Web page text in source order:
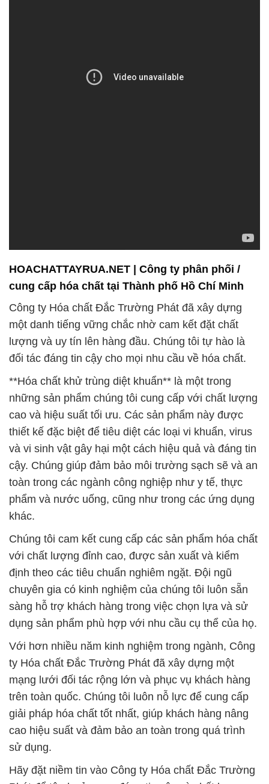
Công ty Hóa chất Đắc Trường Phát đã xây dựng
cậy. Chúng giúp đảm bảo môi trường sạch sẽ và an
phẩm và nước uống, cũng như trong các ứng dụng
khác.
Chúng tôi cam kết cung cấp các sản phẩm hóa chất
với chất lượng đỉnh cao, được sản xuất và kiểm
định theo các tiêu chuẩn nghiêm ngặt. Đội ngũ
chuyên gia có kinh nghiệm của chúng tôi luôn sẵn
sàng hỗ trợ khách hàng trong việc chọn lựa và sử
dụng sản phẩm phù hợp với nhu cầu cụ thể của họ.
Với hơn nhiều năm kinh nghiệm trong ngành, Công
ty Hóa chất Đắc Trường Phát đã xây dựng một
mạng lưới đối tác rộng lớn và phục vụ khách hàng
trên toàn quốc. Chúng tôi luôn nỗ lực để cung cấp
giải pháp hóa chất tốt nhất, giúp khách hàng nâng
cao hiệu suất và đảm bảo an toàn trong quá trình
Hãy đặt niềm tin vào Công ty Hóa chất Đắc Trường
Phát để tận hưởng sự đáng tin cậy và chất lượng
hàng đầu trong lĩnh vực hóa chất. Chúng tôi sẵn
sàng hợp tác với bạn để đảm bảo môi trường làm
việc và sản phẩm của bạn luôn đạt được tiêu chuẩn
cao nhất.
# Đơn vị thương mại → cung cấp hóa chất TiO2 ›
Oxit Titan KA100 Hàn Quốc Korea
# Cty bán Σ cung cấp hóa chất TiO2 › Oxit Titan
KA100 Hàn Quốc Korea
# Đơn vị bán Σ kinh doanh hóa chất TiO2 › Oxit
Titan KA100 Hàn Quốc Korea
# Cty phân phối φ cung ứng hóa chất TiO2 › Oxit
Titan KA100 Hàn Quốc Korea